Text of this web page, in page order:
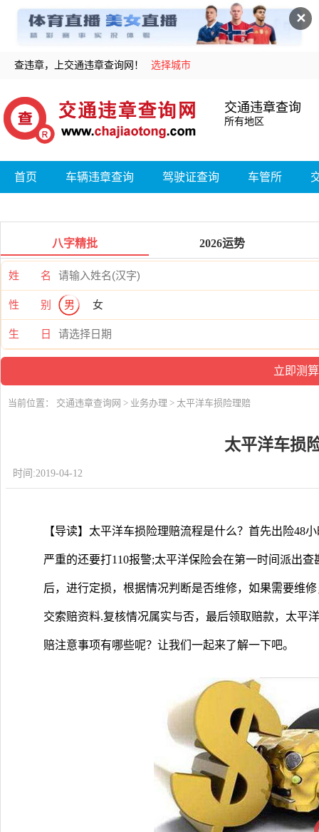
✕
查违章，上交通违章查询网！ 选择城市
交通违章查询
所有地区
首页 车辆违章查询 驾驶证查询 车管所
八字精批 2026运势
姓 名
性 别 男 女
生 日
当前位置： 交通违章查询网 > 业务办理 > 太平洋车损险理赔
太平洋车损
时间:2019-04-12
【导读】太平洋车损险理赔流程是什么？首先出险48
严重的还要打110报警;太平洋保险会在第一时间派出
后，进行定损，根据情况判断是否维修，如果需要维
交索赔资料.复核情况属实与否，最后领取赔款，太平
赔注意事项有哪些呢？让我们一起来了解一下吧。